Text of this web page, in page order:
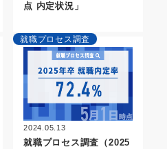
点 内定状況」
就職プロセス調査
2024.05.13
就職プロセス調査（2025